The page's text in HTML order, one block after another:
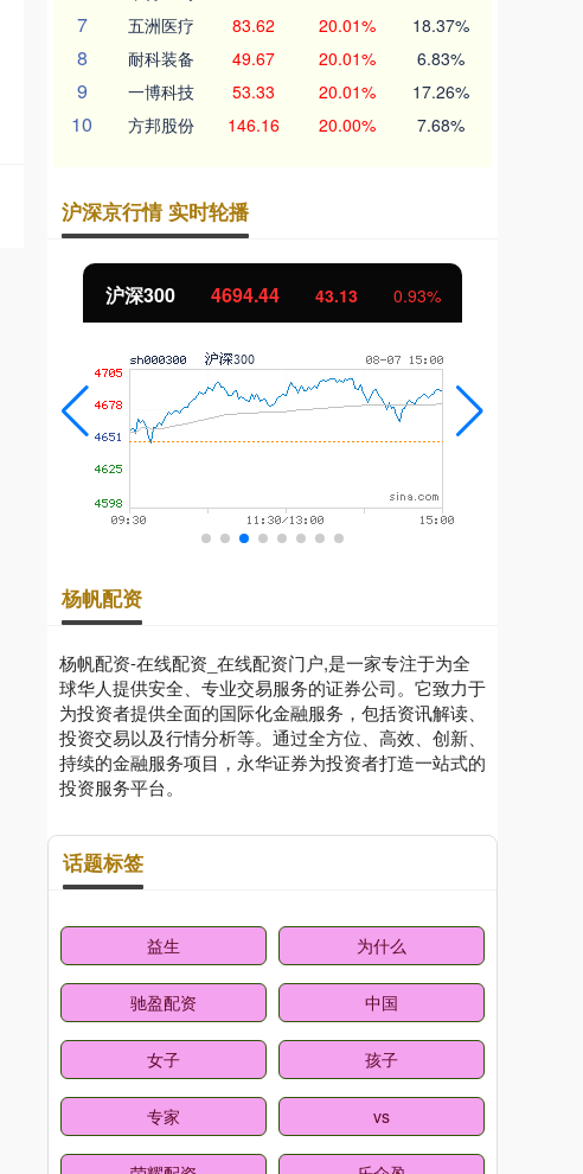
7 五洲医疗 83.62 20.01% 18.37%
8 耐科装备 49.67 20.01% 6.83%
9 一博科技 53.33 20.01% 17.26%
10 方邦股份 146.16 20.00% 7.68%
沪深京行情 实时轮播
0.93% 北证50 1134.24 11.37
杨帆配资
杨帆配资-在线配资_在线配资门户,是一家专注于为全
球华人提供安全、专业交易服务的证券公司。它致力于
为投资者提供全面的国际化金融服务，包括资讯解读、
投资交易以及行情分析等。通过全方位、高效、创新、
持续的金融服务项目，永华证券为投资者打造一站式的
投资服务平台。
话题标签
益生 为什么
驰盈配资 中国
女子 孩子
专家 vs